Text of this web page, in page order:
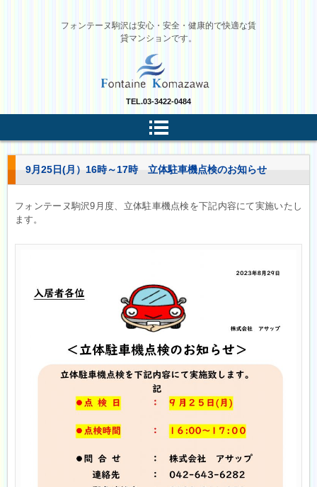
フォンテーヌ駒沢は安心・安全・健康的で快適な賃
貸マンションです。
TEL.03-3422-0484
9月25日(月）16時～17時 立体駐車機点検のお知らせ
フォンテーヌ駒沢9月度、立体駐車機点検を下記内容にて実施いたし
ます。